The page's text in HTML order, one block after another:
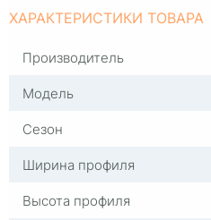
ХАРАКТЕРИСТИКИ ТОВАРА
Производитель
Модель
Сезон
Ширина профиля
Высота профиля